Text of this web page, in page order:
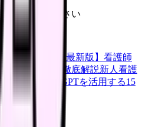
確認してください
【2026年最新版】 看護師
の最新情報を徹底解説新人看護
看護師がChatGPTを活用する15